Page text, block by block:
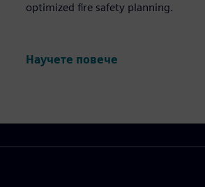
optimized fire safety planning.
Научете повече